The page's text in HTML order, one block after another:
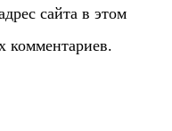
сайта в этом
комментариев.